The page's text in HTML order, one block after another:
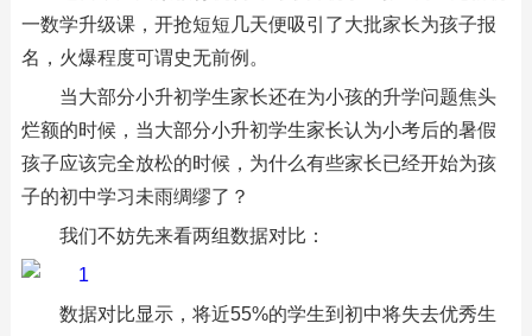
一数学升级课，开抢短短几天便吸引了大批家长为孩子报
名，火爆程度可谓史无前例。
当大部分小升初学生家长还在为小孩的升学问题焦头
烂额的时候，当大部分小升初学生家长认为小考后的暑假
孩子应该完全放松的时候，为什么有些家长已经开始为孩
子的初中学习未雨绸缪了？
我们不妨先来看两组数据对比：
数据对比显示，将近55%的学生到初中将失去优秀生